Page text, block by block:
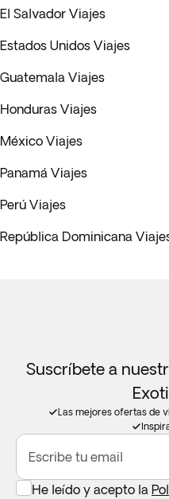
El Salvador Viajes
Estados Unidos Viajes
Guatemala Viajes
Honduras Viajes
México Viajes
Panamá Viajes
Perú Viajes
República Dominicana
Suscríbete a
Las mejores ofertas de
Escribe tu email
He leído y acepto la